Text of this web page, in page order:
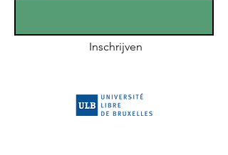
Inschrijven